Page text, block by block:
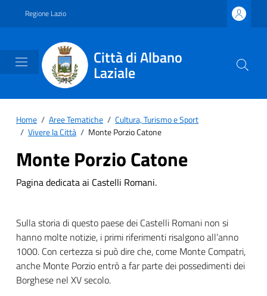
Regione Lazio
Città di Albano
Laziale
Home / Aree Tematiche / Cultura, Turismo e Sport
/ Vivere la Città / Monte Porzio Catone
Monte Porzio Catone
Pagina dedicata ai Castelli Romani.
Sulla storia di questo paese dei Castelli Romani non si
hanno molte notizie, i primi riferimenti risalgono all’anno
1000. Con certezza si può dire che, come Monte Compatri,
anche Monte Porzio entrò a far parte dei possedimenti dei
Borghese nel XV secolo.